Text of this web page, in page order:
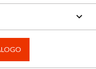
keyboard_arrow_down